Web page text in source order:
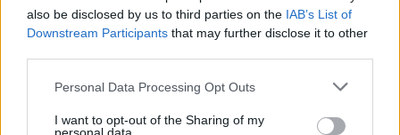
also be disclosed by us to third parties on the IAB’s List of
Downstream Participants that may further disclose it to other
Please note that this website/app uses one or more Google
not limited to your visit or usage behaviour. You may click to
Personal Data Processing Opt Outs
I want to opt-out of the Sharing of my
koncert után három rövid, teljesen improvizációs
számot is bemutatott a két zenész. Szabados az MTI-
nek elmondta: az orosz ütőssel, aki zenekarban is
játszik, nagyon hasonló a zenei világuk.
Zongoristaként a magyar zenész adta meg a koncert
tematikáját, az orosz ütős pedig kiváló